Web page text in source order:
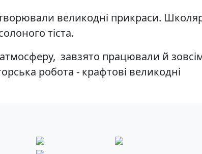
великодні прикраси.
тіста.
завзято працювали й
робота - крафтові великодні